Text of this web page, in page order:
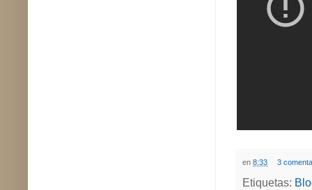
en 8:33 3
Etiquetas: